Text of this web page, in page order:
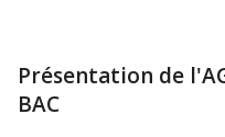
Présentation de
BAC